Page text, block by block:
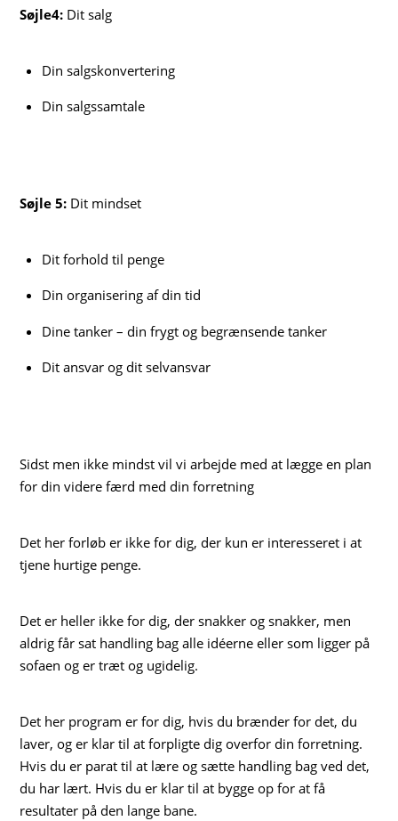
Søjle4: Dit salg
Din salgskonvertering
Din salgssamtale
Søjle 5: Dit mindset
Dit forhold til penge
Din organisering af din tid
Dine tanker – din frygt og begrænsende tanker
Dit ansvar og dit selvansvar
Sidst men ikke mindst vil vi arbejde med at lægge en plan
for din videre færd med din forretning
Det her forløb er ikke for dig, der kun er interesseret i at
tjene hurtige penge.
Det er heller ikke for dig, der snakker og snakker, men
aldrig får sat handling bag alle idéerne eller som ligger på
sofaen og er træt og ugidelig.
Det her program er for dig, hvis du brænder for det, du
laver, og er klar til at forpligte dig overfor din forretning.
Hvis du er parat til at lære og sætte handling bag ved det,
du har lært. Hvis du er klar til at bygge op for at få
resultater på den lange bane.